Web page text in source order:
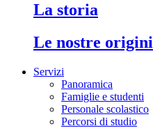
la storia
le nostre origini
Servizi
Panoramica
Famiglie e studenti
Personale scolastico
Percorsi di studio